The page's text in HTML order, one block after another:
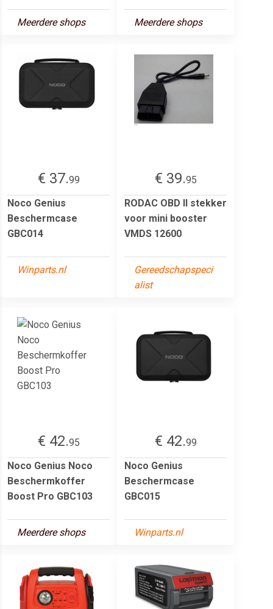
Meerdere shops Meerdere shops
€ 37.99
Noco Genius
Beschermcase
GBC014
Winparts.nl
€ 39.95
RODAC OBD II stekker
voor mini booster
VMDS 12600
Gereedschapspeci
alist
€ 42.95
Noco Genius Noco
Beschermkoffer
Boost Pro GBC103
Meerdere shops
€ 42.99
Noco Genius
Beschermcase
GBC015
Winparts.nl